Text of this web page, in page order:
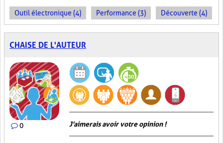
Outil électronique (4) Performance (3) Découverte (4)
CHAISE DE L'AUTEUR
0 J'aimerais avoir votre opinion !